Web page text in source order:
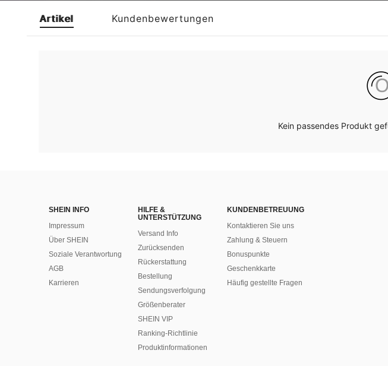
Artikel Kundenbewertungen
Kein passendes Produkt
SHEIN INFO
Impressum
Über SHEIN
Soziale Verantwortung
AGB
Karrieren
HILFE &
UNTERSTÜTZUNG
Versand Info
Zurücksenden
Rückerstattung
Bestellung
Sendungsverfolgung
Größenberater
SHEIN VIP
Ranking-Richtlinie
​Produktinformationen
KUNDENBETREUUNG
Kontaktieren Sie uns
Zahlung & Steuern
Bonuspunkte
Geschenkkarte
Häufig gestellte Fragen